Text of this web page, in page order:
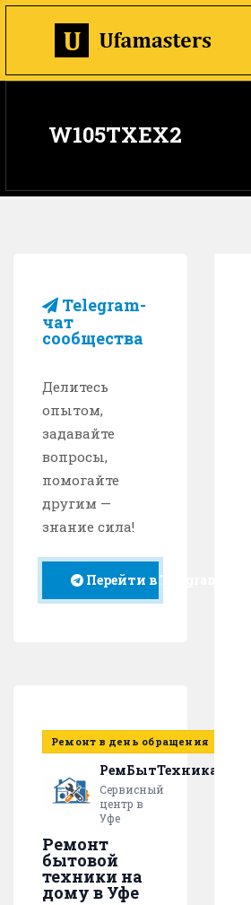
W105TXEX2
Telegram-
чат
сообщества
Делитесь
опытом,
задавайте
вопросы,
помогайте
другим —
знание сила!
Перейти в Telegram
Ремонт в день обращения
РемБытТехника
Сервисный
центр в
Уфе
Ремонт
бытовой
техники на
дому в Уфе